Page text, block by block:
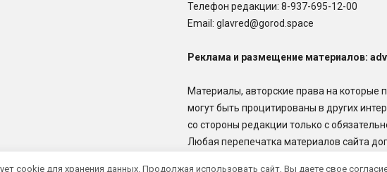
Телефон редакции: 8-937-695-12-00
Email: glavred@gorod.space
Реклама и размещение материалов:
Материалы, авторские права на
могут быть процитированы в других
со стороны редакции только с
Любая перепечатка материалов сайта
cookie для хранения данных. Продолжая использовать сайт, Вы даете свое